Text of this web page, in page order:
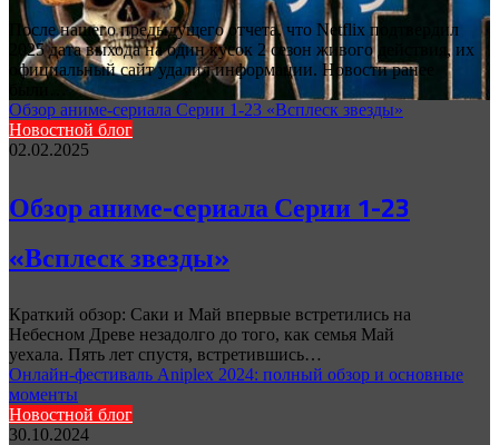
После нашего предыдущего отчета, что Netflix подтвердил
2025 дата выхода на один кусок 2 сезон живого действия, их
официальный сайт удалил информации. Новости ранее
были…
Обзор аниме-сериала Серии 1-23 «Всплеск звезды»
Новостной блог
02.02.2025
Обзор аниме-сериала Серии 1-23
«Всплеск звезды»
Краткий обзор: Саки и Май впервые встретились на
Небесном Древе незадолго до того, как семья Май
уехала. Пять лет спустя, встретившись…
Онлайн-фестиваль Aniplex 2024: полный обзор и основные
моменты
Новостной блог
30.10.2024